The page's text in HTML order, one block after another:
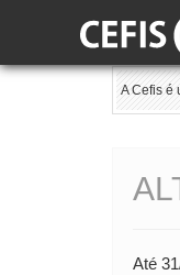
A Cefis é
Até